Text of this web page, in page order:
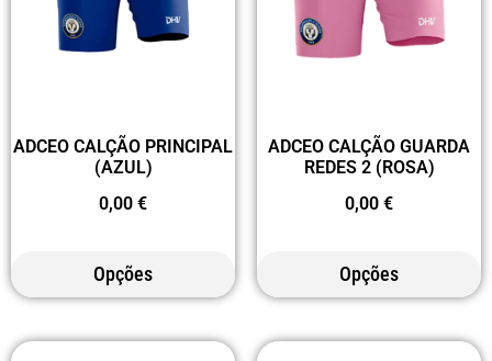
ADCEO CALÇÃO PRINCIPAL
(AZUL)
0,00 €
Opções
ADCEO CALÇÃO GUARDA
REDES 2 (ROSA)
0,00 €
Opções